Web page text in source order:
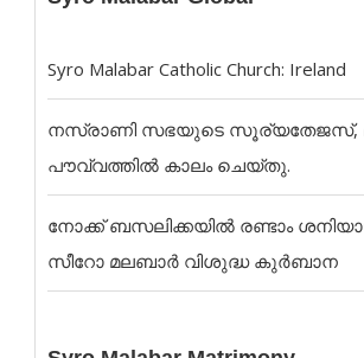
Syro Malabar Catholic Church: Ireland
നസ്രാണി സഭയുടെ സൂര്യതേജസ്,
പൗവ്വത്തിൽ കാലം ചെയ്തു.
നോക്ക് ബസലിക്കയില്‍ രണ്ടാം
സീറോ മലബാര്‍ വിശുദ്ധ കുര്‍ബാന